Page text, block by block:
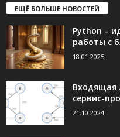
ЕЩЁ БОЛЬШЕ НОВОСТЕЙ
Python –
работы с
18.01.2025
Входящая
сервис-
21.10.2024